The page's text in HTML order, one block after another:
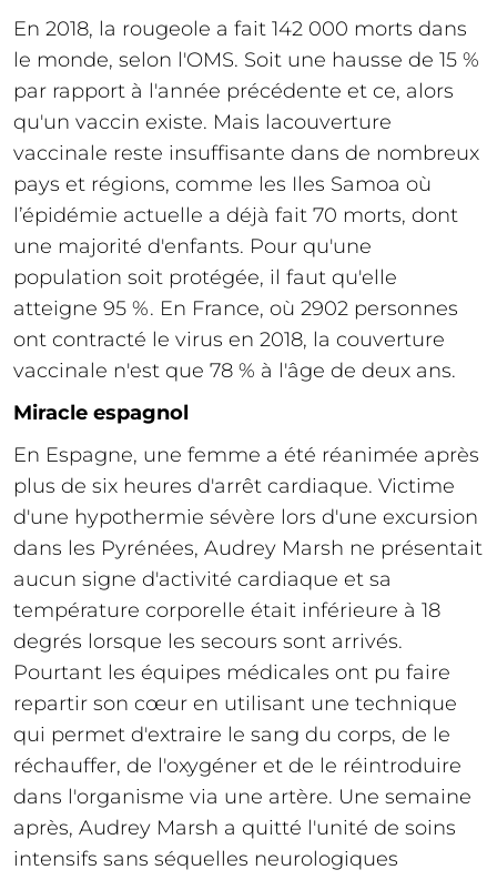
En 2018, la rougeole a fait 142 000 morts dans
le monde, selon l'OMS. Soit une hausse de 15 %
par rapport à l'année précédente et ce, alors
qu'un vaccin existe. Mais lacouverture
vaccinale reste insuffisante dans de nombreux
pays et régions, comme les Iles Samoa où
l’épidémie actuelle a déjà fait 70 morts, dont
une majorité d'enfants. Pour qu'une
population soit protégée, il faut qu'elle
atteigne 95 %. En France, où 2902 personnes
ont contracté le virus en 2018, la couverture
vaccinale n'est que 78 % à l'âge de deux ans.
Miracle espagnol
En Espagne, une femme a été réanimée après
plus de six heures d'arrêt cardiaque. Victime
d'une hypothermie sévère lors d'une excursion
dans les Pyrénées, Audrey Marsh ne présentait
aucun signe d'activité cardiaque et sa
température corporelle était inférieure à 18
degrés lorsque les secours sont arrivés.
Pourtant les équipes médicales ont pu faire
repartir son cœur en utilisant une technique
qui permet d'extraire le sang du corps, de le
réchauffer, de l'oxygéner et de le réintroduire
dans l'organisme via une artère. Une semaine
après, Audrey Marsh a quitté l'unité de soins
intensifs sans séquelles neurologiques